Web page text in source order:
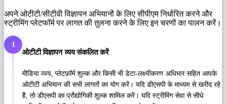
अपने ओटीटी/सीटीवी विज्ञापन अभियानों के लिए सीपीएम निर्धारित करने और
स्ट्रीमिंग प्लेटफॉर्म पर लागत की तुलना करने के लिए इन चरणों का पालन करें।
1
ओटीटी विज्ञापन व्यय संकलित करें
मीडिया व्यय, प्लेटफ़ॉर्म शुल्क और किसी भी डेटा-लक्ष्यीकरण अधिभार सहित आपके
ओटीटी अभियान की सभी लागतों का योग करें। यदि डीएसपी के माध्यम से खरीद रहे
हैं, तो डीएसपी का प्रौद्योगिकी शुल्क शामिल करें। यदि स्ट्रीमिंग सेवा से सीधे